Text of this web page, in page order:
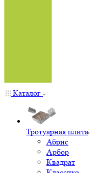
Каталог
Тротуарная плита
Абрис
Арбор
Квадрат